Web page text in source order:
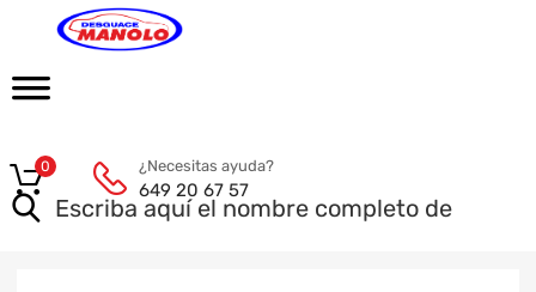
¿Necesitas ayuda?
649 20 67 57
0